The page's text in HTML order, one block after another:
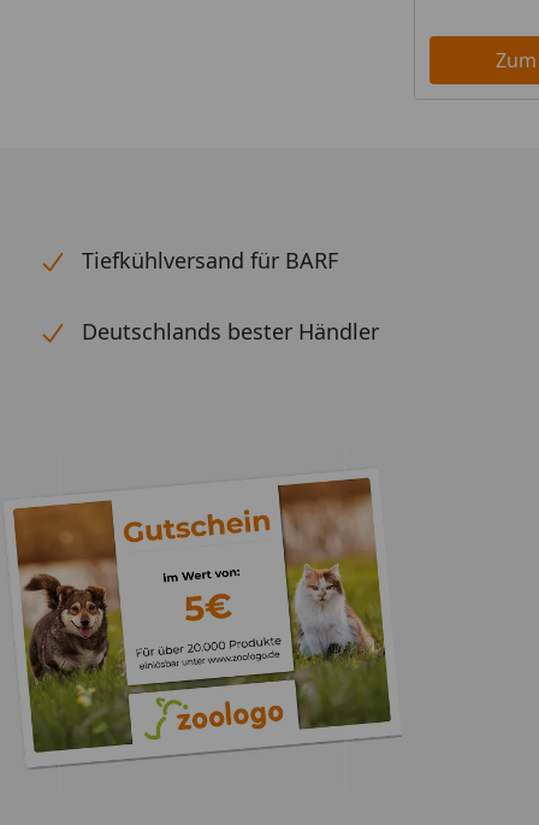
Tiefkühlversand für BARF
Deutschlands bester Händler